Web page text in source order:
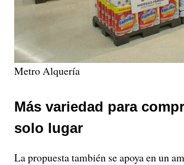
Metro Alquería
Más variedad para
solo lugar
La propuesta también se apoya en un